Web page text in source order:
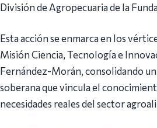
División de Agropecuaria de la
Esta acción se enmarca en los
Misión Ciencia, Tecnología e
Fernández-Morán, consolidando
soberana que vincula el
necesidades reales del sector